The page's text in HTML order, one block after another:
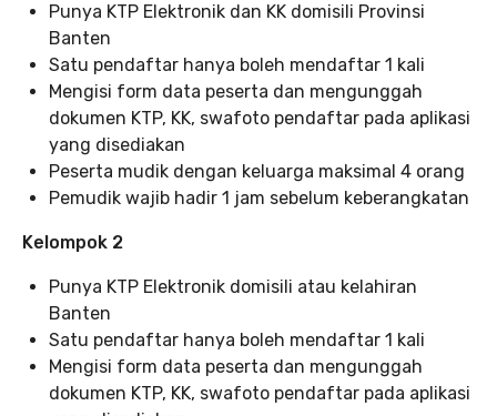
Punya KTP Elektronik dan KK domisili Provinsi
Banten
Satu pendaftar hanya boleh mendaftar 1 kali
Mengisi form data peserta dan mengunggah
dokumen KTP, KK, swafoto pendaftar pada aplikasi
yang disediakan
Peserta mudik dengan keluarga maksimal 4 orang
Pemudik wajib hadir 1 jam sebelum keberangkatan
Kelompok 2
Punya KTP Elektronik domisili atau kelahiran
Banten
Satu pendaftar hanya boleh mendaftar 1 kali
Mengisi form data peserta dan mengunggah
dokumen KTP, KK, swafoto pendaftar pada aplikasi